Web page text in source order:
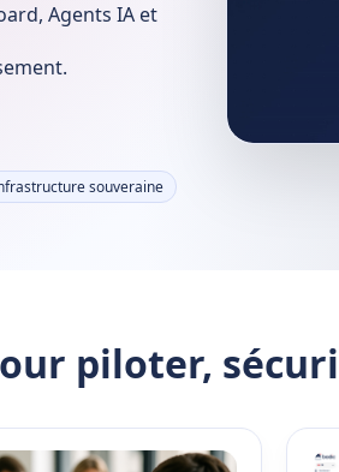
Agents IA et
souveraine
piloter,